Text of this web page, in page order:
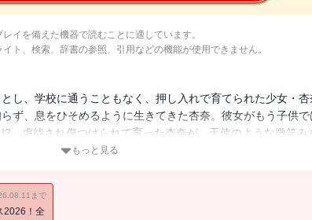
イを備えた機器で読むことに適しています。
ト、検索、辞書の参照、引用などの機能が使用できません。
し、学校に通うこともなく、押し入れで育てられた少女・杏
ず、息をひそめるように生きてきた杏奈。彼女がもう子供で
虐待され傷つけられて育った杏奈が、天使のような微笑み
がら、生を重ね報復を繰り返す！ その先に救いはあるのか
もっと見る
まで
2026！全